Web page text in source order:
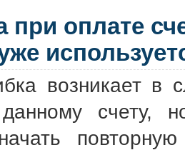
при оплате
возникает в
счету,